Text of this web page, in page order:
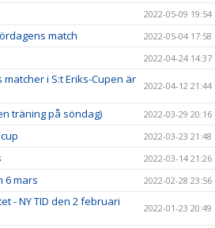
2022-05-09 19:54
match 2022-05-04 17:58
2022-04-24 14:37
i S:t Eriks-Cupen är
2022-04-12 21:44
träning på söndag) 2022-03-29 20:16
2022-03-23 21:48
2022-03-14 21:26
6 mars 2022-02-28 23:56
- NY TID den 2 februari
2022-01-23 20:49